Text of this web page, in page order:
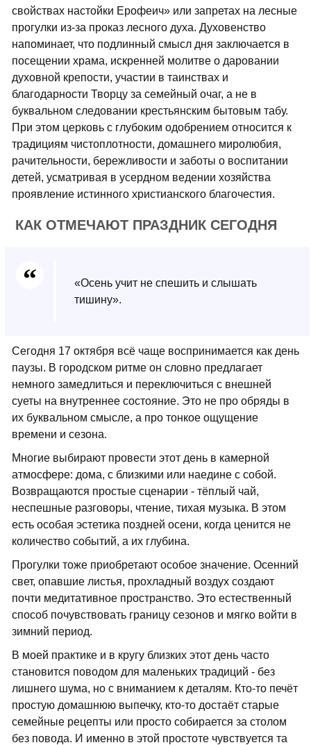
свойствах настойки Ерофеич» или запретах на лесные
прогулки из-за проказ лесного духа. Духовенство
напоминает, что подлинный смысл дня заключается в
посещении храма, искренней молитве о даровании
духовной крепости, участии в таинствах и
благодарности Творцу за семейный очаг, а не в
буквальном следовании крестьянским бытовым табу.
При этом церковь с глубоким одобрением относится к
традициям чистоплотности, домашнего миролюбия,
рачительности, бережливости и заботы о воспитании
детей, усматривая в усердном ведении хозяйства
проявление истинного христианского благочестия.
КАК ОТМЕЧАЮТ ПРАЗДНИК СЕГОДНЯ
«Осень учит не спешить и слышать
тишину».
Сегодня 17 октября всё чаще воспринимается как день
паузы. В городском ритме он словно предлагает
немного замедлиться и переключиться с внешней
суеты на внутреннее состояние. Это не про обряды в
их буквальном смысле, а про тонкое ощущение
времени и сезона.
Многие выбирают провести этот день в камерной
атмосфере: дома, с близкими или наедине с собой.
Возвращаются простые сценарии - тёплый чай,
неспешные разговоры, чтение, тихая музыка. В этом
есть особая эстетика поздней осени, когда ценится не
количество событий, а их глубина.
Прогулки тоже приобретают особое значение. Осенний
свет, опавшие листья, прохладный воздух создают
почти медитативное пространство. Это естественный
способ почувствовать границу сезонов и мягко войти в
зимний период.
В моей практике и в кругу близких этот день часто
становится поводом для маленьких традиций - без
лишнего шума, но с вниманием к деталям. Кто-то печёт
простую домашнюю выпечку, кто-то достаёт старые
семейные рецепты или просто собирается за столом
без повода. И именно в этой простоте чувствуется та